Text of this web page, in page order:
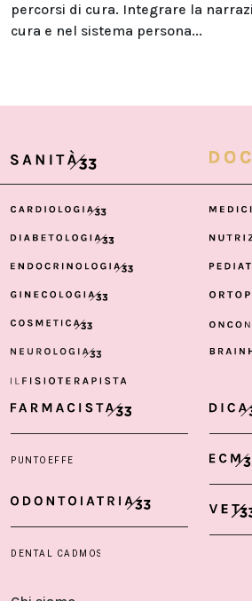
percorsi di cura. Integrare la
cura e nel sistema persona...